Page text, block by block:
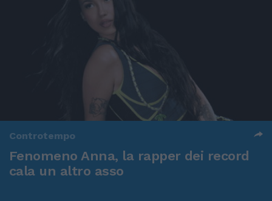
Controtempo
Fenomeno Anna, la rapper dei record
cala un altro asso